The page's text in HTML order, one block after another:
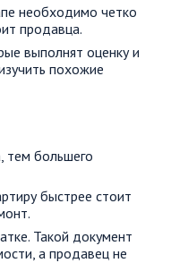
необходимо четко
продавца.
выполнят оценку и
похожие
тем большего
быстрее стоит
Такой документ
а продавец не